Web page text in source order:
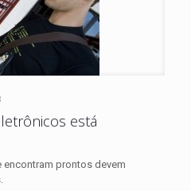
está
prontos devem